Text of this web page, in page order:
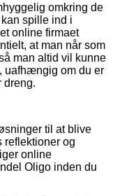
omkring de
spille ind i
online firmaet
at man når som
man altid vil kunne
uafhængig om du er
dreng.
til at blive
reflektioner og
online
Oligo inden du